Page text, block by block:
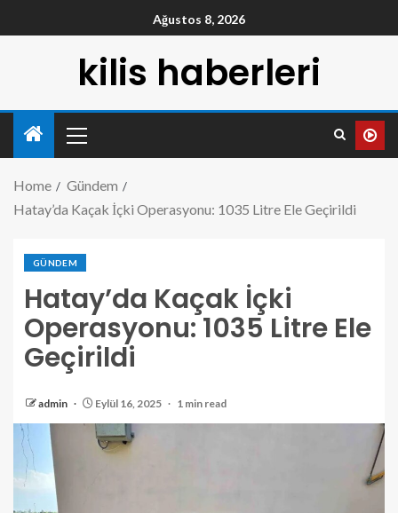
Ağustos 8, 2026
kilis haberleri
Home
Gündem
Hatay’da Kaçak İçki Operasyonu: 1035 Litre Ele Geçirildi
GÜNDEM
Hatay’da Kaçak İçki
Operasyonu: 1035 Litre Ele
Geçirildi
admin Eylül 16, 2025 1 min read